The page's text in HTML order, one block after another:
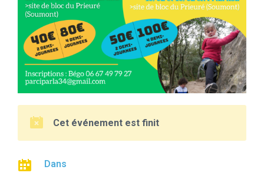
Cet événement est finit
Dans